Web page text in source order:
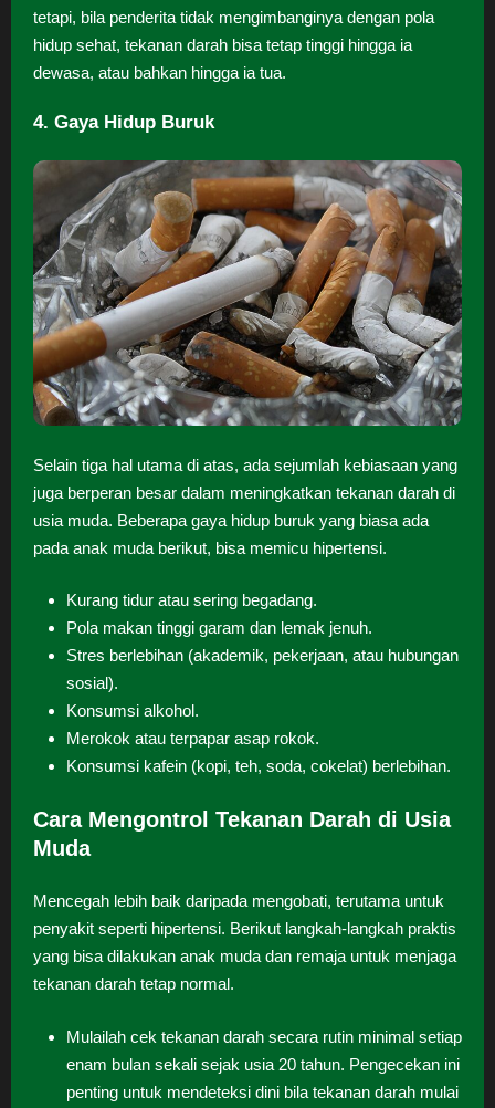
tetapi, bila penderita tidak mengimbanginya dengan pola
hidup sehat, tekanan darah bisa tetap tinggi hingga ia
dewasa, atau bahkan hingga ia tua.
4. Gaya Hidup Buruk
Selain tiga hal utama di atas, ada sejumlah kebiasaan yang
juga berperan besar dalam meningkatkan tekanan darah di
usia muda. Beberapa gaya hidup buruk yang biasa ada
pada anak muda berikut, bisa memicu hipertensi.
Kurang tidur atau sering begadang.
Pola makan tinggi garam dan lemak jenuh.
Stres berlebihan (akademik, pekerjaan, atau hubungan
sosial).
Konsumsi alkohol.
Merokok atau terpapar asap rokok.
Konsumsi kafein (kopi, teh, soda, cokelat) berlebihan.
Cara Mengontrol Tekanan Darah di Usia
Muda
Mencegah lebih baik daripada mengobati, terutama untuk
penyakit seperti hipertensi. Berikut langkah-langkah praktis
yang bisa dilakukan anak muda dan remaja untuk menjaga
tekanan darah tetap normal.
Mulailah cek tekanan darah secara rutin minimal setiap
enam bulan sekali sejak usia 20 tahun. Pengecekan ini
penting untuk mendeteksi dini bila tekanan darah mulai